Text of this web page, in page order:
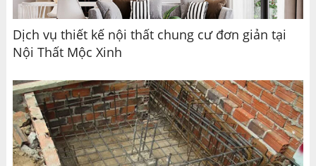
Dịch vụ thiết kế nội thất chung cư đơn giản tại
Nội Thất Mộc Xinh